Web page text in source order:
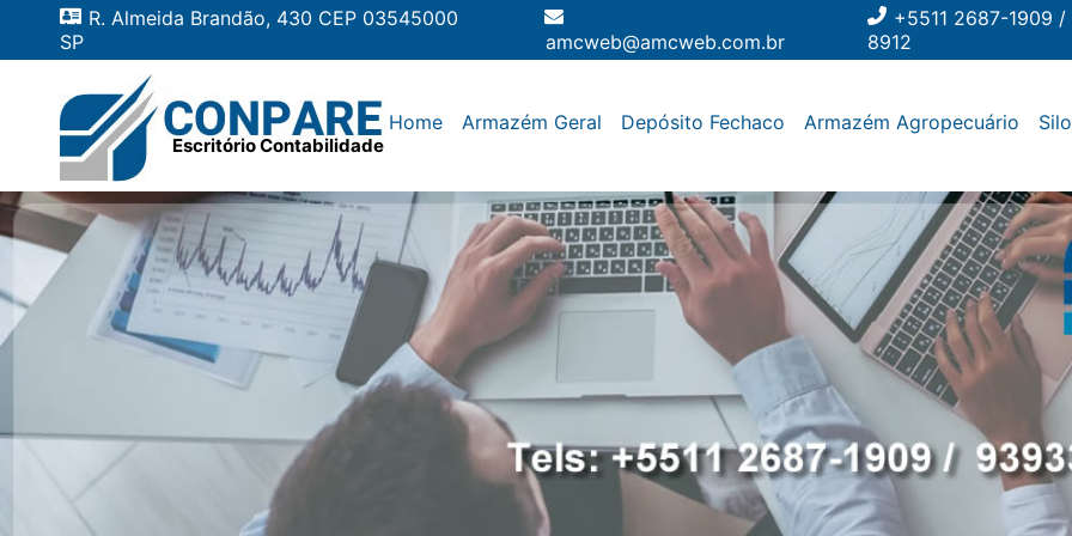
R. Almeida Brandão, 430 CEP 03545000
SP
amcweb@amcweb.com.br
+5511 2687-1909
8912
Home Armazém Geral Depósito Fechaco Armazém Agropecuário
Escritório Contabilidade